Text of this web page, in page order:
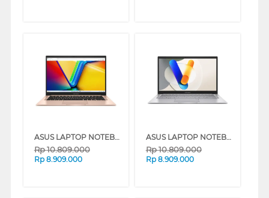
ASUS LAPTOP NOTEBOOK VIVOBOOK A1404VA-VIPS3825M INTEL CORE I3-1315U
Rp10.809.000
Rp 8.909.000
ASUS LAPTOP NOTEBOOK VIVOBOOK A1404VA-VIPS3826M INTEL CORE I3-1315U
Rp10.809.000
Rp 8.909.000